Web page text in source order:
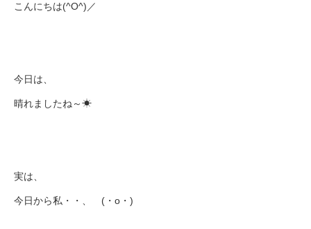
こんにちは(^O^)／
今日は、
晴れましたね～☀
実は、
今日から私・・、 (・o・)